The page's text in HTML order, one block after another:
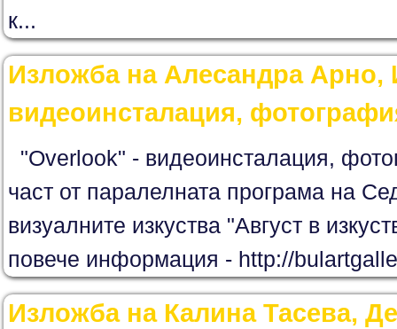
к...
Изложба на Алесандра Арно,
видеоинсталация,
"Overlook" - видеоинсталация,
част от паралелната програма на
визуалните изкуства "Август в
повече информация - http://
Изложба на Калина Тасева,